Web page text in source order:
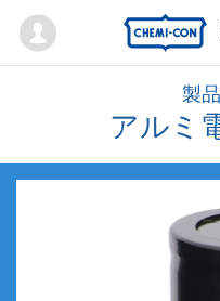
Mypage
製
アルミ